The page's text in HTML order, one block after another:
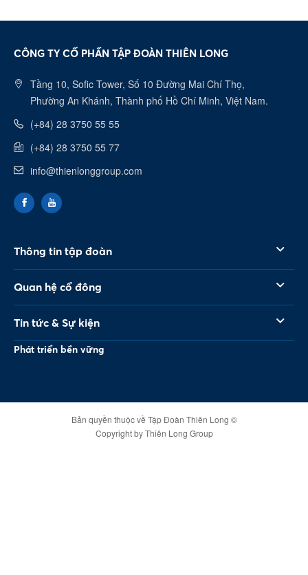
CÔNG TY CỔ PHẦN TẬP ĐOÀN THIÊN LONG
Tầng 10, Sofic Tower, Số 10 Đường Mai Chí Thọ,
Phường An Khánh, Thành phố Hồ Chí Minh, Việt Nam.
(+84) 28 3750 55 55
(+84) 28 3750 55 77
info@thienlonggroup.com
Thông tin tập đoàn
Quan hệ cổ đông
Tin tức & Sự kiện
Phát triển bền vững
Bản quyền thuộc về Tập Đoàn Thiên Long ©
Copyright by Thiên Long Group